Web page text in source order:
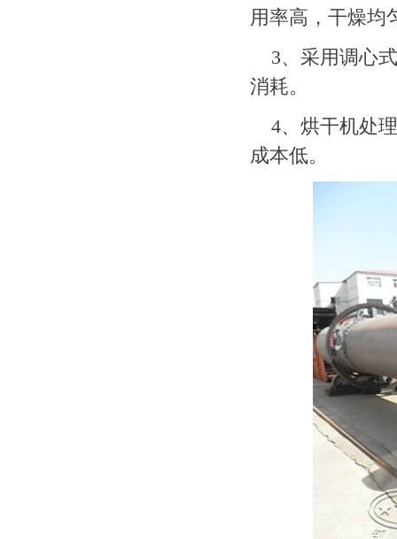
用率高，干燥均
3、采用调心
消耗。
4、烘干机处
成本低。